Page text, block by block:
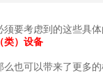
要考虑到的这些具
类）设备
也可以带来了更多